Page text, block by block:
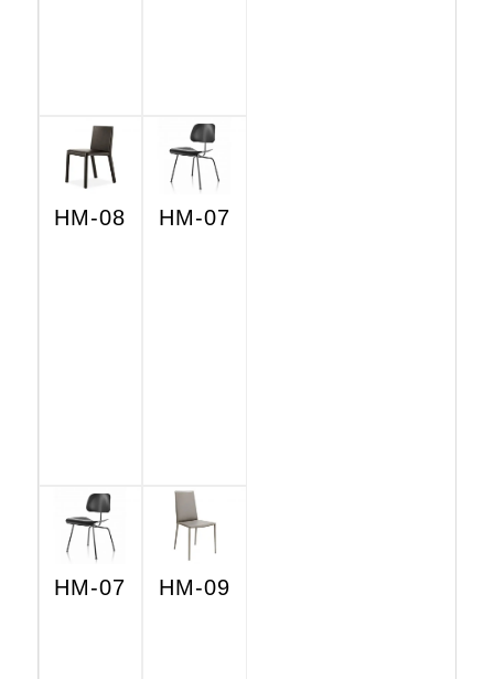
HM-08 HM-07
HM-07 HM-09